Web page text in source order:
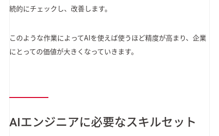
続的にチェックし、改善します。
このような作業によってAIを使えば使うほど精度が高まり、企業
にとっての価値が大きくなっていきます。
AIエンジニアに必要なスキルセット